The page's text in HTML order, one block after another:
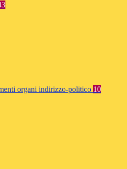
organi indirizzo-politico 10